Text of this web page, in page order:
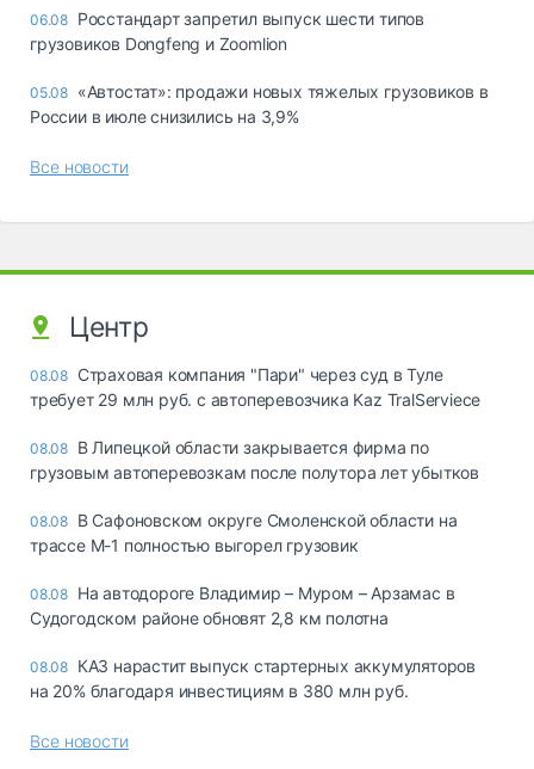
06.08 Росстандарт запретил выпуск шести типов
грузовиков Dongfeng и Zoomlion
05.08 «Автостат»: продажи новых тяжелых грузовиков в
России в июле снизились на 3,9%
Все новости
Центр
08.08 Страховая компания "Пари" через суд в Туле
требует 29 млн руб. с автоперевозчика Kaz TralServiece
08.08 В Липецкой области закрывается фирма по
грузовым автоперевозкам после полутора лет убытков
08.08 В Сафоновском округе Смоленской области на
трассе М-1 полностью выгорел грузовик
08.08 На автодороге Владимир – Муром – Арзамас в
Судогодском районе обновят 2,8 км полотна
08.08 КАЗ нарастит выпуск стартерных аккумуляторов
на 20% благодаря инвестициям в 380 млн руб.
Все новости